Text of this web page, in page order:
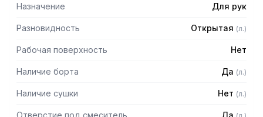
Назначение Для рук
Разновидность Открытая (л.)
Рабочая поверхность Нет
Наличие борта Да (л.)
Наличие сушки Нет (л.)
Отверстие под смеситель Да